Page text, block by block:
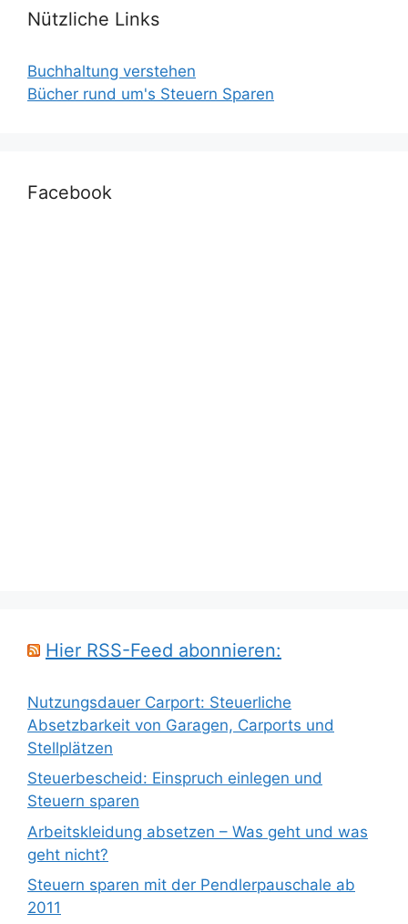
Nützliche Links
Buchhaltung verstehen
Bücher rund um's Steuern Sparen
Facebook
Hier RSS-Feed abonnieren:
Nutzungsdauer Carport: Steuerliche
Absetzbarkeit von Garagen, Carports und
Stellplätzen
Steuerbescheid: Einspruch einlegen und
Steuern sparen
Arbeitskleidung absetzen – Was geht und was
geht nicht?
Steuern sparen mit der Pendlerpauschale ab
2011